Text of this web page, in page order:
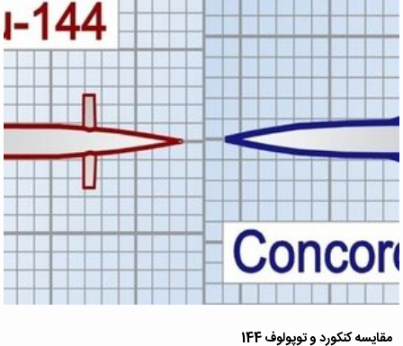
مقایسه کنکورد و توپولوف 144